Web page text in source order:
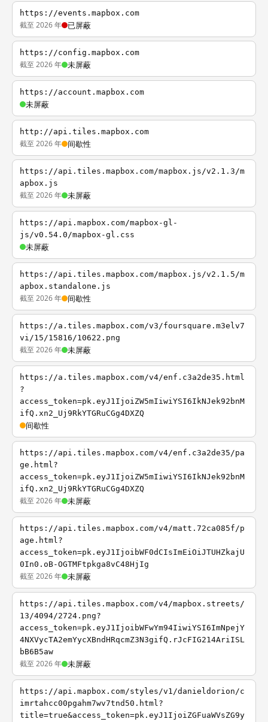
https://events.mapbox.com
截至 2026 年 已屏蔽
https://config.mapbox.com
截至 2026 年 未屏蔽
https://account.mapbox.com
未屏蔽
http://api.tiles.mapbox.com
截至 2026 年 间歇性
https://api.tiles.mapbox.com/mapbox.js/v2.1.3/m
apbox.js
截至 2026 年 未屏蔽
https://api.mapbox.com/mapbox-gl-
js/v0.54.0/mapbox-gl.css
未屏蔽
https://api.tiles.mapbox.com/mapbox.js/v2.1.5/m
apbox.standalone.js
截至 2026 年 间歇性
https://a.tiles.mapbox.com/v3/foursquare.m3elv7
vi/15/15816/10622.png
截至 2026 年 未屏蔽
https://a.tiles.mapbox.com/v4/enf.c3a2de35.html
?
access_token=pk.eyJ1IjoiZW5mIiwiYSI6IkNJek92bnM
ifQ.xn2_Uj9RkYTGRuCGg4DXZQ
间歇性
https://api.tiles.mapbox.com/v4/enf.c3a2de35/pa
ge.html?
access_token=pk.eyJ1IjoiZW5mIiwiYSI6IkNJek92bnM
ifQ.xn2_Uj9RkYTGRuCGg4DXZQ
截至 2026 年 未屏蔽
https://api.tiles.mapbox.com/v4/matt.72ca085f/p
age.html?
access_token=pk.eyJ1IjoibWF0dCIsImEiOiJTUHZkajU
0In0.oB-OGTMFtpkga8vC48HjIg
截至 2026 年 未屏蔽
https://api.tiles.mapbox.com/v4/mapbox.streets/
13/4094/2724.png?
access_token=pk.eyJ1IjoibWFwYm94IiwiYSI6ImNpejY
4NXVycTA2emYycXBndHRqcmZ3N3gifQ.rJcFIG214AriISL
bB6B5aw
截至 2026 年 未屏蔽
https://api.mapbox.com/styles/v1/danieldorion/c
imrtahcc00pgahm7wv7tnd50.html?
title=true&access_token=pk.eyJ1IjoiZGFuaWVsZG9y